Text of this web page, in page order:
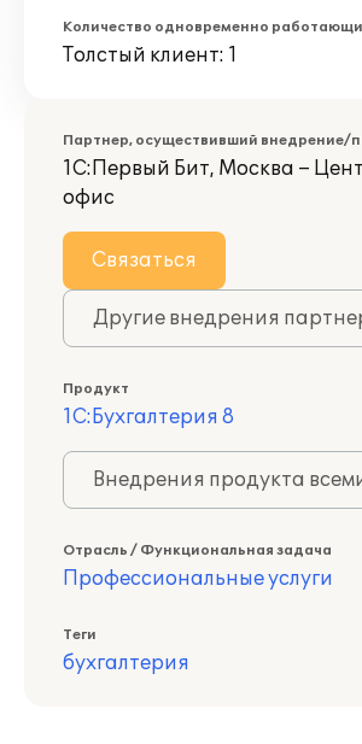
Количество одновременно
Толстый клиент: 1
Партнер, осуществивший внедрение/
1С:Первый Бит, Москва –
офис
Связаться
Другие внедрения
Продукт
1С:Бухгалтерия 8
Внедрения продукта
Отрасль / Функциональная задача
Профессиональные услуги
Теги
бухгалтерия